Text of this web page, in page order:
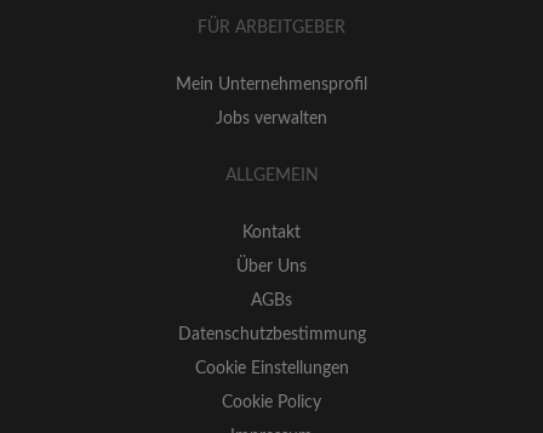
FÜR ARBEITGEBER
Mein Unternehmensprofil
Jobs verwalten
ALLGEMEIN
Kontakt
Über Uns
AGBs
Datenschutzbestimmung
Cookie Einstellungen
Cookie Policy